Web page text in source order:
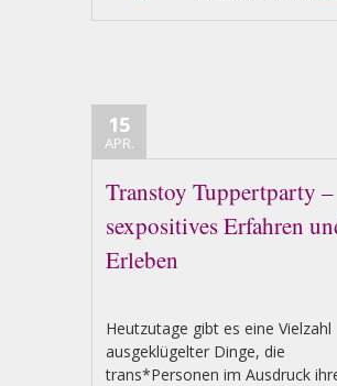
15
APR.
Transtoy Tuppertparty –
sexpositives Erfahren
Erleben
Heutzutage gibt es eine Vielzahl
ausgeklügelter Dinge, die
trans*Personen im Ausdruck